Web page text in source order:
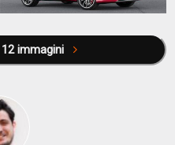
Tutta la gallery - 12 immagini